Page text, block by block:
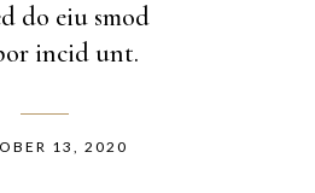
do eiu smod
incid unt.
13, 2020